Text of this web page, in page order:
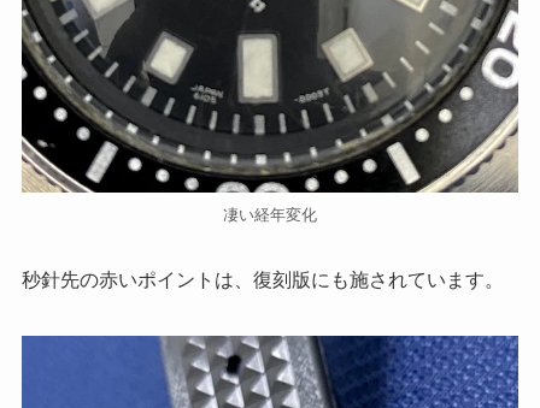
凄い経年変化
秒針先の赤いポイントは、復刻版にも施されています。